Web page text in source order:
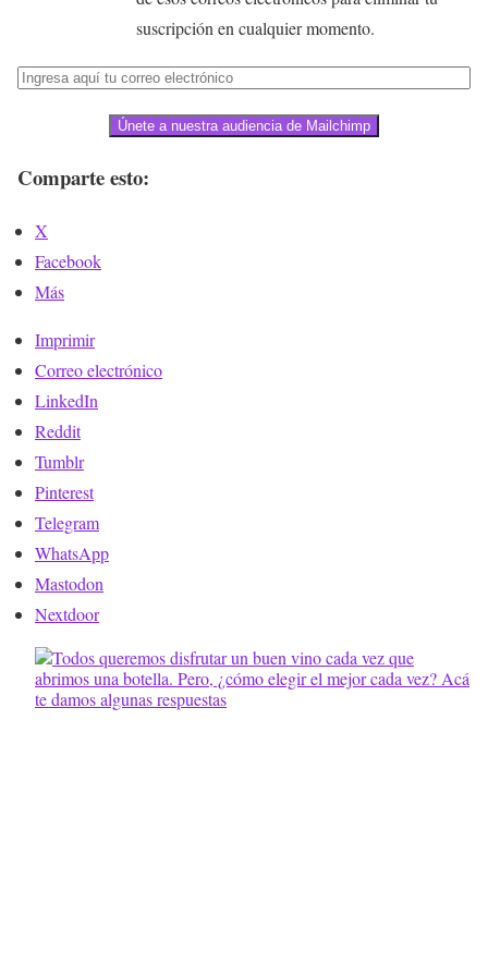
suscripción en cualquier momento.
Únete a nuestra audiencia de Mailchimp
Comparte esto:
X
Facebook
Más
Imprimir
Correo electrónico
LinkedIn
Reddit
Tumblr
Pinterest
Telegram
WhatsApp
Mastodon
Nextdoor